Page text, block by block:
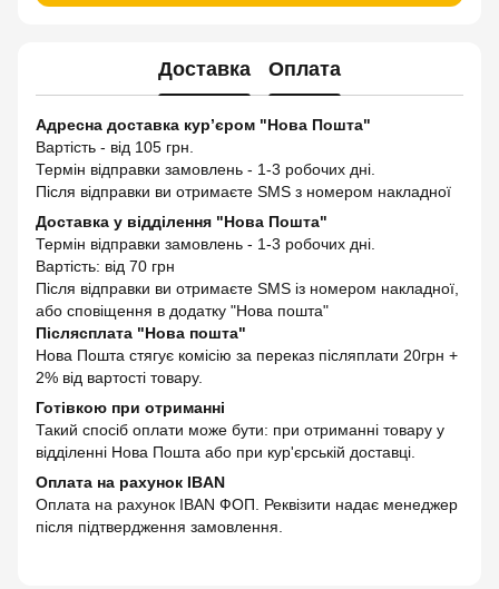
Доставка Оплата
Адресна доставка кур’єром "Нова Пошта"
Вартість - від 105 грн.
Термін відправки замовлень - 1-3 робочих дні.
Після відправки ви отримаєте SMS з номером накладної
Доставка у відділення "Нова Пошта"
Термін відправки замовлень - 1-3 робочих дні.
Вартість: від 70 грн
Після відправки ви отримаєте SMS із номером накладної,
або сповіщення в додатку "Нова пошта"
Післясплата "Нова пошта"
Нова Пошта стягує комісію за переказ післяплати 20грн +
2% від вартості товару.
Готівкою при отриманні
Такий спосіб оплати може бути: при отриманні товару у
відділенні Нова Пошта або при кур'єрській доставці.
Оплата на рахунок IBAN
Оплата на рахунок IBAN ФОП. Реквізити надає менеджер
після підтвердження замовлення.